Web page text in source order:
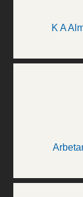
K A